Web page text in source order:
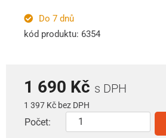
Do 7 dnů
kód produktu: 6354
1 690 Kč s DPH
1 397 Kč bez DPH
Počet: